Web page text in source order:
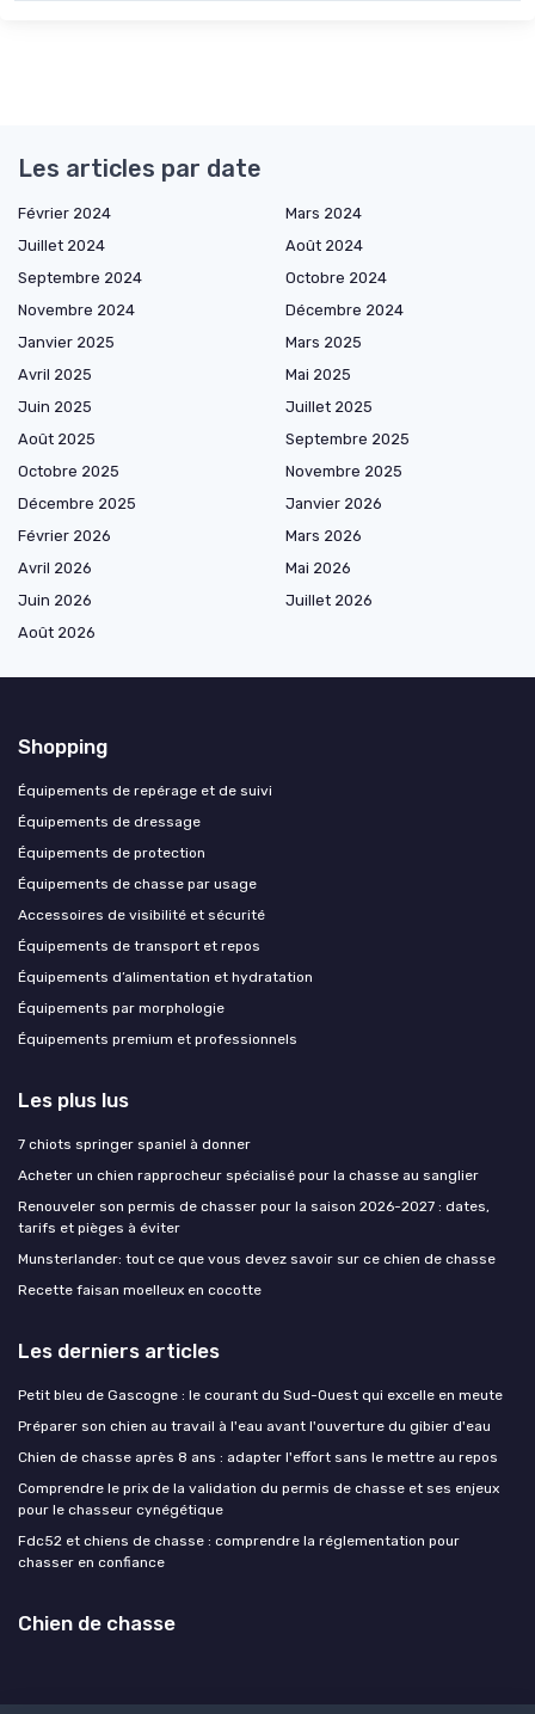
Les articles par date
Février 2024
Mars 2024
Juillet 2024
Août 2024
Septembre 2024
Octobre 2024
Novembre 2024
Décembre 2024
Janvier 2025
Mars 2025
Avril 2025
Mai 2025
Juin 2025
Juillet 2025
Août 2025
Septembre 2025
Octobre 2025
Novembre 2025
Décembre 2025
Janvier 2026
Février 2026
Mars 2026
Avril 2026
Mai 2026
Juin 2026
Juillet 2026
Août 2026
Shopping
Équipements de repérage et de suivi
Équipements de dressage
Équipements de protection
Équipements de chasse par usage
Accessoires de visibilité et sécurité
Équipements de transport et repos
Équipements d’alimentation et hydratation
Équipements par morphologie
Équipements premium et professionnels
Les plus lus
7 chiots springer spaniel à donner
Acheter un chien rapprocheur spécialisé pour la chasse au sanglier
Renouveler son permis de chasser pour la saison 2026-2027 : dates,
tarifs et pièges à éviter
Munsterlander: tout ce que vous devez savoir sur ce chien de chasse
Recette faisan moelleux en cocotte
Les derniers articles
Petit bleu de Gascogne : le courant du Sud-Ouest qui excelle en meute
Préparer son chien au travail à l'eau avant l'ouverture du gibier d'eau
Chien de chasse après 8 ans : adapter l'effort sans le mettre au repos
Comprendre le prix de la validation du permis de chasse et ses enjeux
pour le chasseur cynégétique
Fdc52 et chiens de chasse : comprendre la réglementation pour
chasser en confiance
Chien de chasse